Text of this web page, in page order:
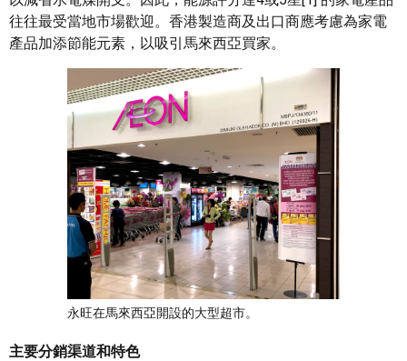
往往最受當地市場歡迎。香港製造商及出口商應考慮為家電
產品加添節能元素，以吸引馬來西亞買家。
永旺在馬來西亞開設的大型超市。
主要分銷渠道和特色